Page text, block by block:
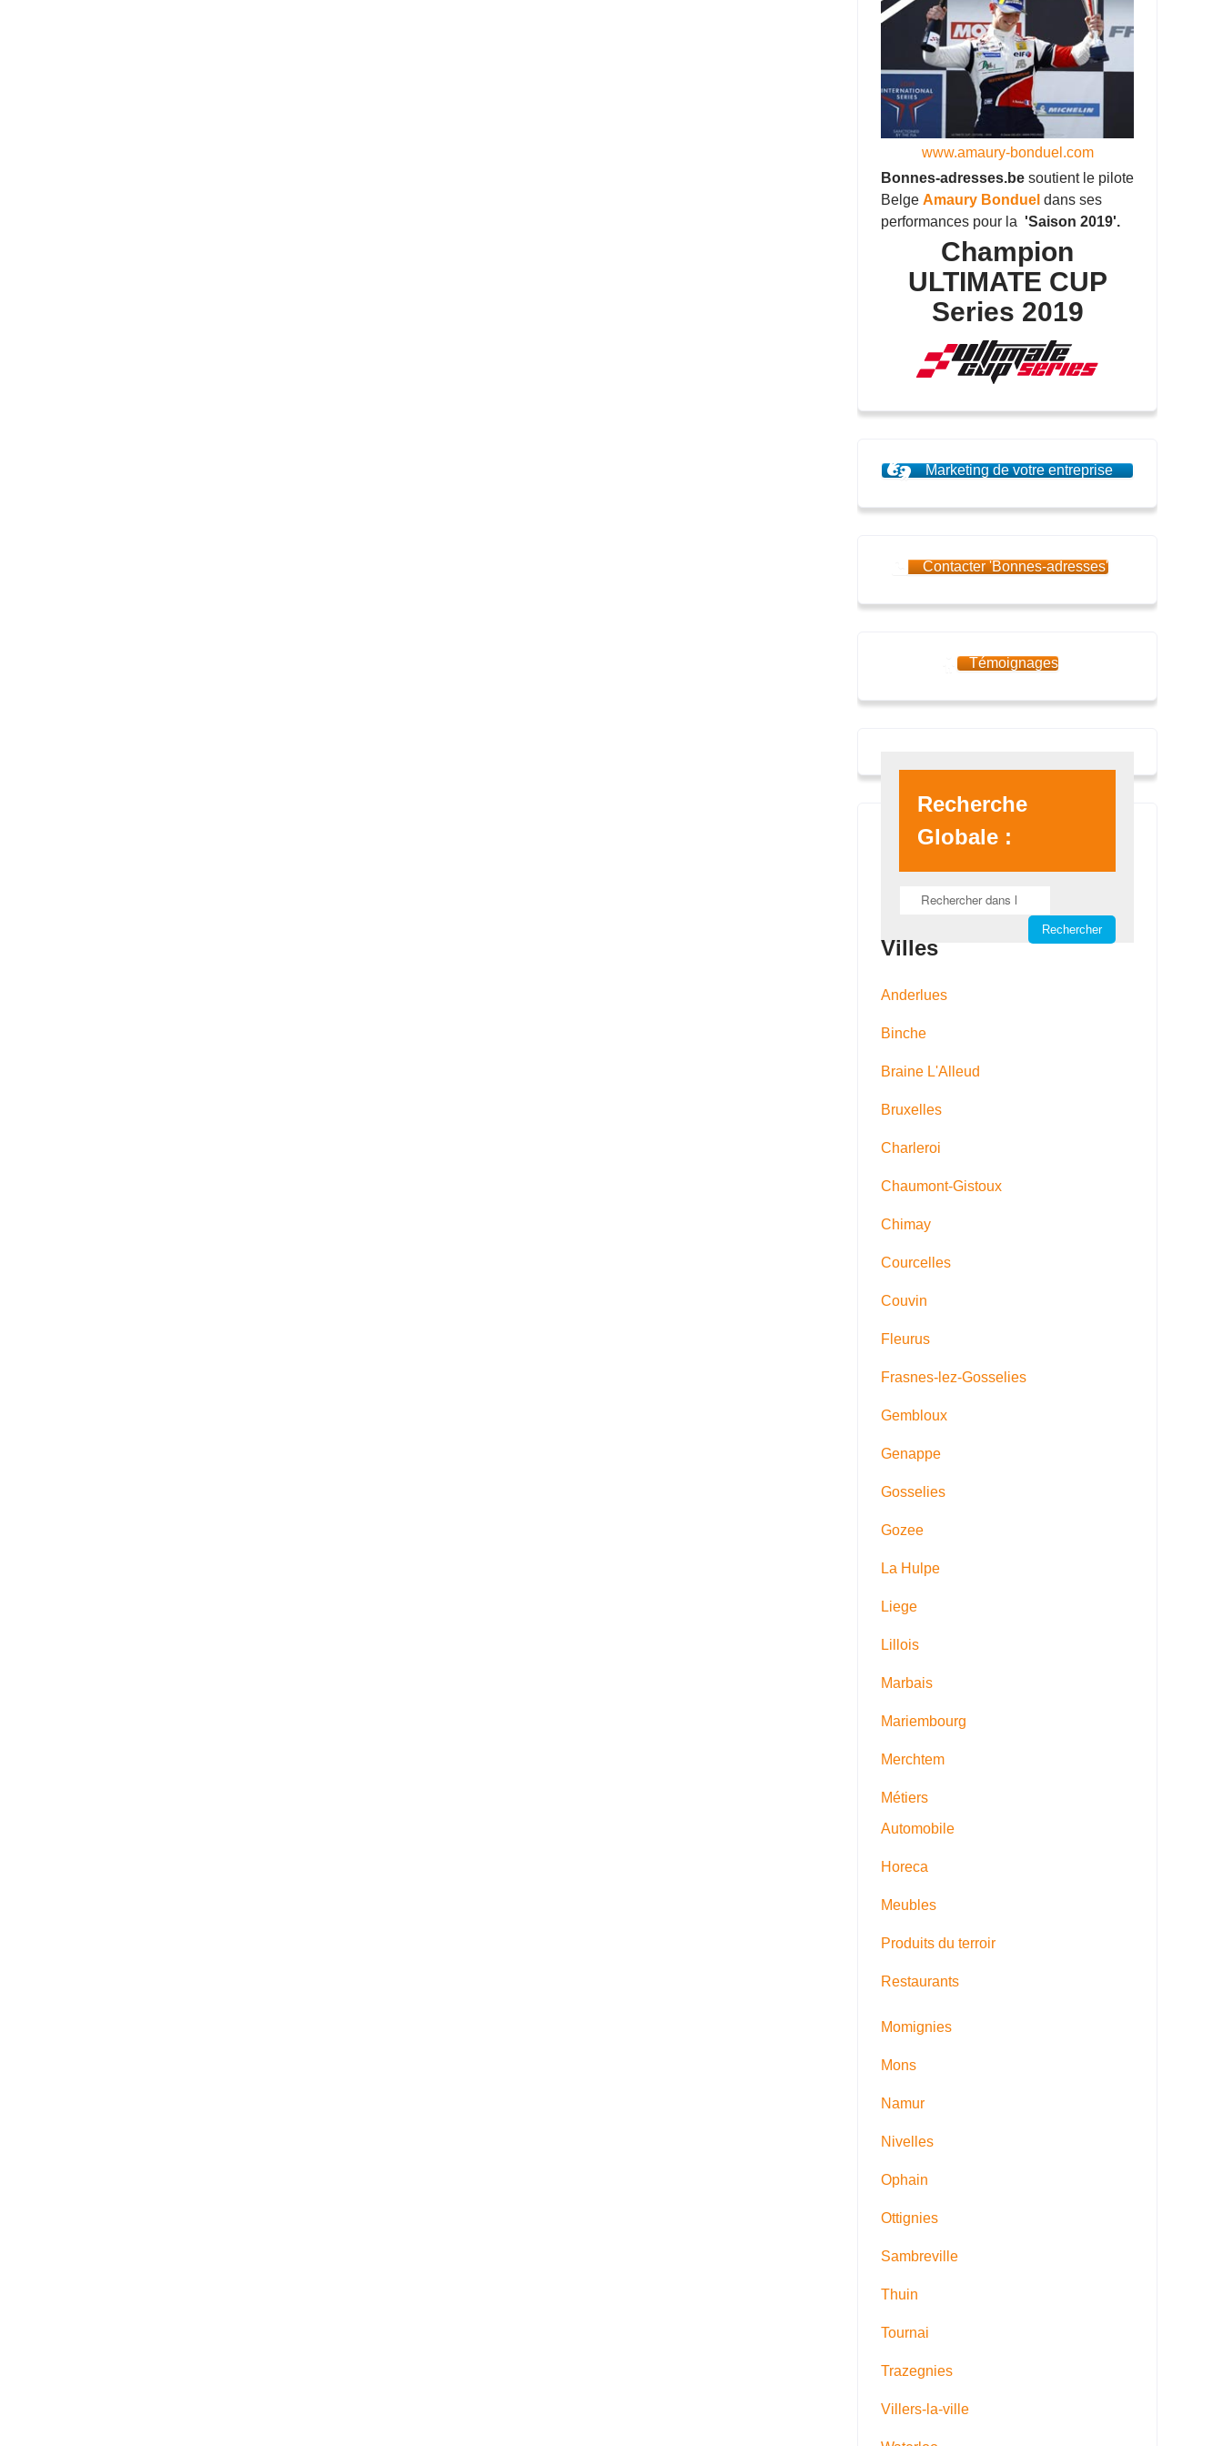
www.amaury-bonduel.com
Bonnes-adresses.be soutient le pilote
Belge Amaury Bonduel dans ses
performances pour la 'Saison 2019'.
Champion
ULTIMATE CUP
Series 2019
Marketing de votre entreprise
Contacter 'Bonnes-adresses'
Témoignages
Recherche
Globale :
Villes
Anderlues
Binche
Braine L'Alleud
Bruxelles
Charleroi
Chaumont-Gistoux
Chimay
Courcelles
Couvin
Fleurus
Frasnes-lez-Gosselies
Gembloux
Genappe
Gosselies
Gozee
La Hulpe
Liege
Lillois
Marbais
Mariembourg
Merchtem
Métiers
Automobile
Horeca
Meubles
Produits du terroir
Restaurants
Momignies
Mons
Namur
Nivelles
Ophain
Ottignies
Sambreville
Thuin
Tournai
Trazegnies
Villers-la-ville